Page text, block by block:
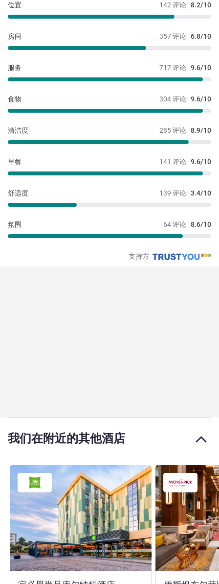
142 评论 8.2/10
位置
357 评论 6.8/10
房间
717 评论 9.6/10
服务
304 评论 9.6/10
食物
285 评论 8.9/10
清洁度
141 评论 9.6/10
早餐
139 评论 3.4/10
舒适度
64 评论 8.6/10
氛围
支持方
我们在附近的其他酒店